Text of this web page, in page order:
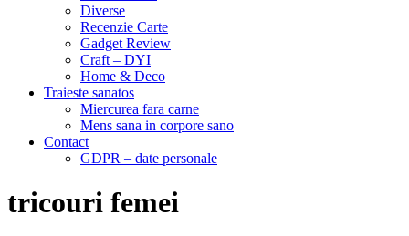
Diverse
Recenzie Carte
Gadget Review
Craft – DYI
Home & Deco
Traieste sanatos
Miercurea fara carne
Mens sana in corpore sano
Contact
GDPR – date personale
tricouri femei